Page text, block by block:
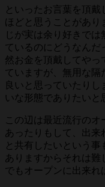
といったお言葉を頂
ほどと思うことがあり
じが実は余り好きで
ているのにどうなん
然お金を頂戴してやっ
ていますが、無用な
良いと思っていたりし
いな形態でありたいと
この辺は最近流行の
あったりもして、出来
と共有したいという
ありますからそれは難
でもオープンに出来れ